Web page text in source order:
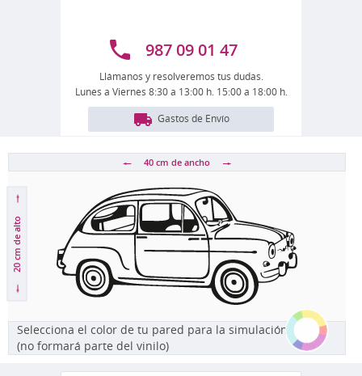
987 09 01 47
Llámanos y resolveremos tus dudas.
Lunes a Viernes 8:30 a 13:00 h. 15:00 a 18:00 h.
Gastos de Envío
40 cm de ancho
20 cm
de alto
Selecciona el color de tu pared para la simulación
(no formará parte del vinilo)